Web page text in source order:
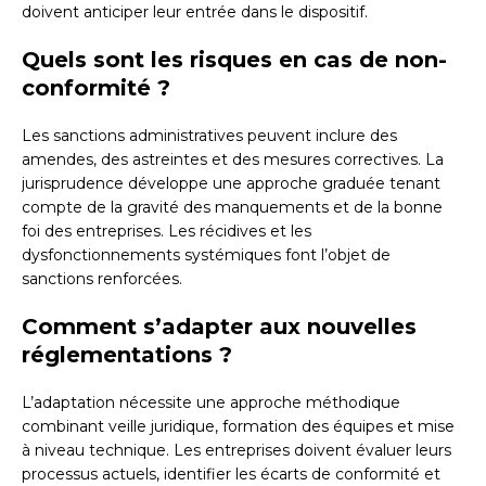
doivent anticiper leur entrée dans le dispositif.
Quels sont les risques en cas de non-
conformité ?
Les sanctions administratives peuvent inclure des
amendes, des astreintes et des mesures correctives. La
jurisprudence développe une approche graduée tenant
compte de la gravité des manquements et de la bonne
foi des entreprises. Les récidives et les
dysfonctionnements systémiques font l’objet de
sanctions renforcées.
Comment s’adapter aux nouvelles
réglementations ?
L’adaptation nécessite une approche méthodique
combinant veille juridique, formation des équipes et mise
à niveau technique. Les entreprises doivent évaluer leurs
processus actuels, identifier les écarts de conformité et